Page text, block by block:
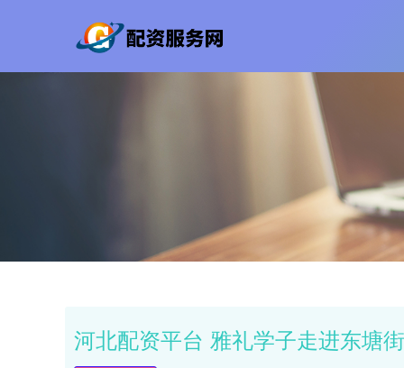
河北配资平台 雅礼学子走进东塘